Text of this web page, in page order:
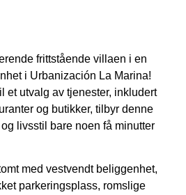
frittstående villaen i en
i Urbanización La Marina!
et utvalg av tjenester, inkludert
og butikker, tilbyr denne
livsstil bare noen få minutter
med vestvendt beliggenhet,
parkeringsplass, romslige